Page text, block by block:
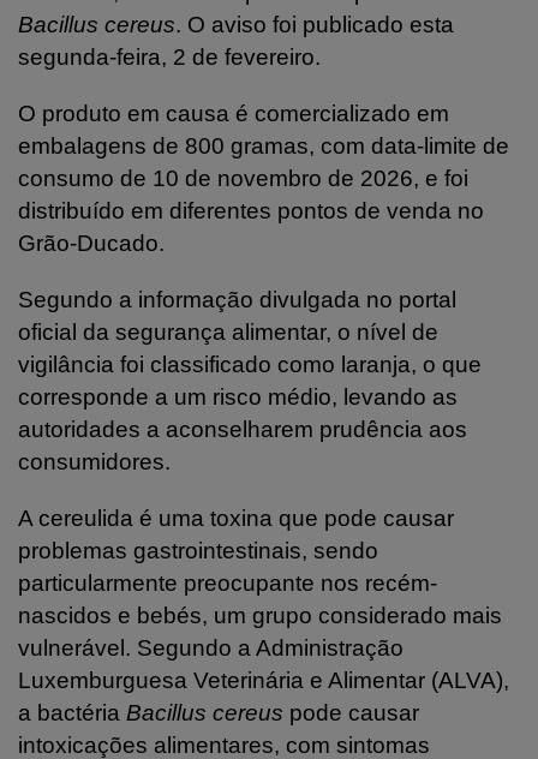
Bacillus cereus. O aviso foi publicado esta
segunda-feira, 2 de fevereiro.
O produto em causa é comercializado em
embalagens de 800 gramas, com data-limite de
consumo de 10 de novembro de 2026, e foi
distribuído em diferentes pontos de venda no
Grão-Ducado.
Segundo a informação divulgada no portal
oficial da segurança alimentar, o nível de
vigilância foi classificado como laranja, o que
corresponde a um risco médio, levando as
autoridades a aconselharem prudência aos
consumidores.
A cereulida é uma toxina que pode causar
problemas gastrointestinais, sendo
particularmente preocupante nos recém-
nascidos e bebés, um grupo considerado mais
vulnerável. Segundo a Administração
Luxemburguesa Veterinária e Alimentar (ALVA),
a bactéria Bacillus cereus pode causar
intoxicações alimentares, com sintomas